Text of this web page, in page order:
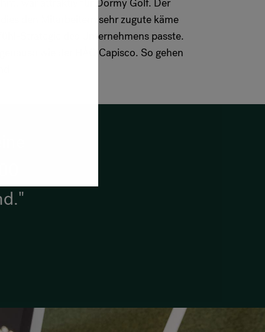
war attraktiv für Dormy Golf. Der
den Mitarbeitern sehr zugute käme
Strategie des Unternehmens passte.
wie der HÅG Capisco. So gehen